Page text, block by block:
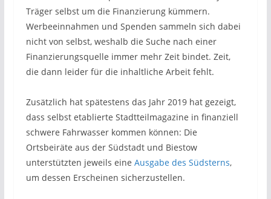
Träger selbst um die Finanzierung kümmern.
Werbeeinnahmen und Spenden sammeln sich dabei
nicht von selbst, weshalb die Suche nach einer
Finanzierungsquelle immer mehr Zeit bindet. Zeit,
die dann leider für die inhaltliche Arbeit fehlt.
Zusätzlich hat spätestens das Jahr 2019 hat gezeigt,
dass selbst etablierte Stadtteilmagazine in finanziell
schwere Fahrwasser kommen können: Die
Ortsbeiräte aus der Südstadt und Biestow
unterstützten jeweils eine Ausgabe des Südsterns,
um dessen Erscheinen sicherzustellen.